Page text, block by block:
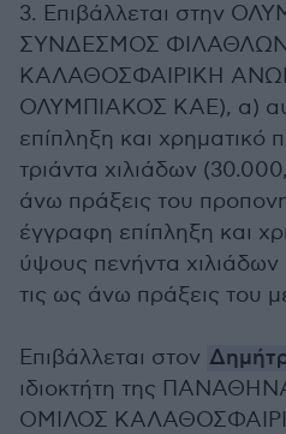
3. Επιβάλλεται στην
ΣΥΝΔΕΣΜΟΣ ΦΙΛΑΘΛΩΝ
ΚΑΛΑΘΟΣΦΑΙΡΙΚΗ
ΟΛΥΜΠΙΑΚΟΣ ΚΑΕ), α)
επίπληξη και χρηματικό
τριάντα χιλιάδων
άνω πράξεις του
έγγραφη επίπληξη και
ύψους πενήντα
τις ως άνω πράξεις του
Επιβάλλεται στον
ιδιοκτήτη της
ΟΜΙΛΟΣ